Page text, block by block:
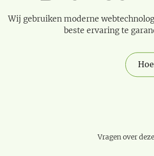
Wij gebruiken moderne
beste ervaring te
Vragen over